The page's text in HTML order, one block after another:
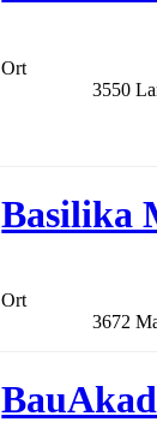
Ort
3550
Basilika
Ort
3672